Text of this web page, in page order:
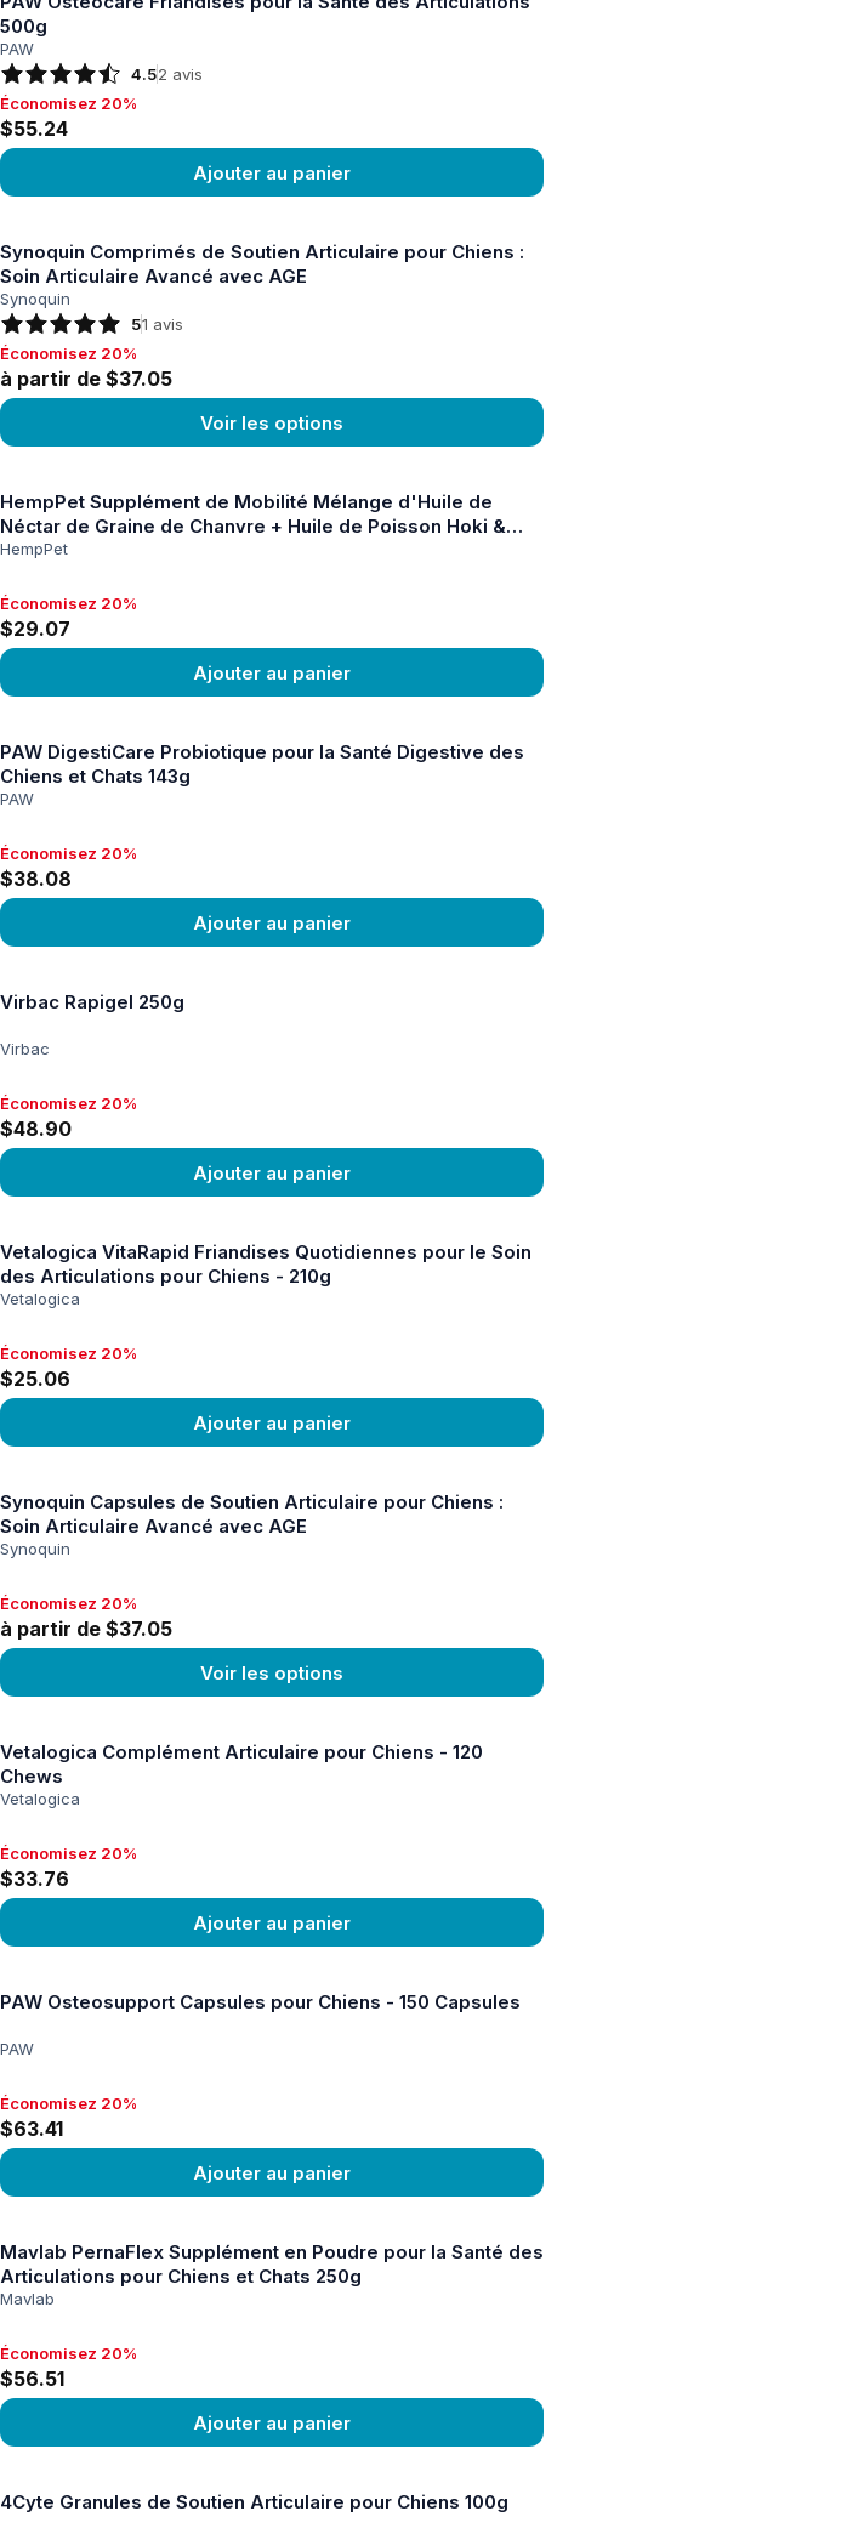
500g
PAW
4.52 avis
Économisez 20%, $55.24
Économisez 20%
$55.24
Ajouter au panier
Synoquin Comprimés de Soutien Articulaire pour Chiens :
Soin Articulaire Avancé avec AGE
Synoquin
51 avis
Économisez 20%, à partir de $37.05
Économisez 20%
à partir de $37.05
Voir les options
HempPet Supplément de Mobilité Mélange d'Huile de
Néctar de Graine de Chanvre + Huile de Poisson Hoki &
Huile MCT Pour Chiens 100ml
HempPet
Économisez 20%, $29.07
Économisez 20%
$29.07
Ajouter au panier
PAW DigestiCare Probiotique pour la Santé Digestive des
Chiens et Chats 143g
PAW
Économisez 20%, $38.08
Économisez 20%
$38.08
Ajouter au panier
Virbac Rapigel 250g
Virbac
Économisez 20%, $48.90
Économisez 20%
$48.90
Ajouter au panier
Vetalogica VitaRapid Friandises Quotidiennes pour le Soin
des Articulations pour Chiens - 210g
Vetalogica
Économisez 20%, $25.06
Économisez 20%
$25.06
Ajouter au panier
Synoquin Capsules de Soutien Articulaire pour Chiens :
Soin Articulaire Avancé avec AGE
Synoquin
Économisez 20%, à partir de $37.05
Économisez 20%
à partir de $37.05
Voir les options
Vetalogica Complément Articulaire pour Chiens - 120
Chews
Vetalogica
Économisez 20%, $33.76
Économisez 20%
$33.76
Ajouter au panier
PAW Osteosupport Capsules pour Chiens - 150 Capsules
PAW
Économisez 20%, $63.41
Économisez 20%
$63.41
Ajouter au panier
Mavlab PernaFlex Supplément en Poudre pour la Santé des
Articulations pour Chiens et Chats 250g
Mavlab
Économisez 20%, $56.51
Économisez 20%
$56.51
Ajouter au panier
4Cyte Granules de Soutien Articulaire pour Chiens 100g